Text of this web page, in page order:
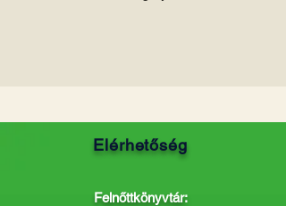
Elérhetőség
Felnőttkönyvtár: